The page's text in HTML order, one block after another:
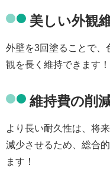
美しい外観
外壁を3回塗ることで、
観を長く維持できます！
維持費の削
より長い耐久性は、将
減少させるため、総合
ます！